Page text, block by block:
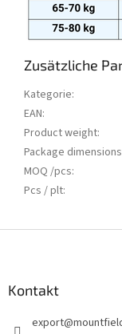
Zusätzliche
Kategorie:
EAN:
Product weight:
Package dimensions
MOQ /pcs:
Pcs / plt:
Kontakt
export@